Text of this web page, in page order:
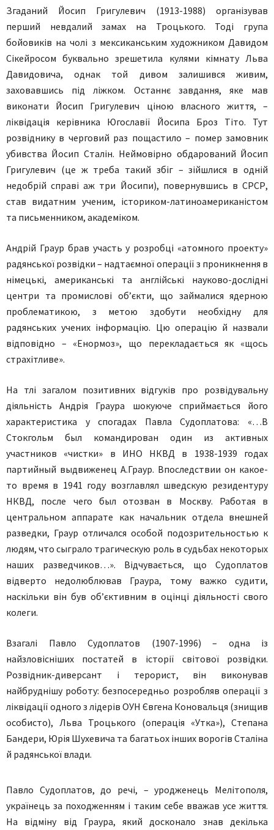
Згаданий Йосип Григулевич (1913-1988) організував
перший невдалий замах на Троцького. Тоді група
бойовиків на чолі з мексиканським художником Давидом
Сікейросом буквально зрешетила кулями кімнату Льва
Давидовича, однак той дивом залишився живим,
заховавшись під ліжком. Останнє завдання, яке мав
виконати Йосип Григулевич ціною власного життя, –
ліквідація керівника Югославії Йосипа Броз Тіто. Тут
розвіднику в черговий раз пощастило – помер замовник
убивства Йосип Сталін. Неймовірно обдарований Йосип
Григулевич (це ж треба такий збіг – зійшлися в одній
недобрій справі аж три Йосипи), повернувшись в СРСР,
став видатним ученим, істориком-латиноамериканістом
та письменником, академіком.
Андрій Граур брав участь у розробці «атомного проекту»
радянської розвідки – надтаємної операції з проникнення в
німецькі, американські та англійські науково-дослідні
центри та промислові об’єкти, що займалися ядерною
проблематикою, з метою здобути необхідну для
радянських учених інформацію. Цю операцію й назвали
відповідно – «Енормоз», що перекладається як «щось
страхітливе».
На тлі загалом позитивних відгуків про розвідувальну
діяльність Андрія Граура шокуюче сприймається його
характеристика у спогадах Павла Судоплатова: «…В
Стокгольм был командирован один из активных
участников «чистки» в ИНО НКВД в 1938-1939 годах
партийный выдвиженец А.Граур. Впоследствии он какое-
то время в 1941 году возглавлял шведскую резидентуру
НКВД, после чего был отозван в Москву. Работая в
центральном аппарате как начальник отдела внешней
разведки, Граур отличался особой подозрительностью к
людям, что сыграло трагическую роль в судьбах некоторых
наших разведчиков…». Відчувається, що Судоплатов
відверто недолюблював Граура, тому важко судити,
наскільки він був об’єктивним в оцінці діяльності свого
колеги.
Взагалі Павло Судоплатов (1907-1996) – одна із
найзловісніших постатей в історії світової розвідки.
Розвідник-диверсант і терорист, він виконував
найбруднішу роботу: безпосередньо розробляв операції з
ліквідації одного з лідерів ОУН Євгена Коновальця (знищив
особисто), Льва Троцького (операція «Утка»), Степана
Бандери, Юрія Шухевича та багатьох інших ворогів Сталіна
й радянської влади.
Павло Судоплатов, до речі, – уродженець Мелітополя,
українець за походженням і таким себе вважав усе життя.
На відміну від Граура, який досконало знав декілька